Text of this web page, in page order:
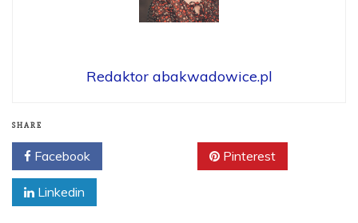
Redaktor abakwadowice.pl
SHARE
Facebook Pinterest
Linkedin